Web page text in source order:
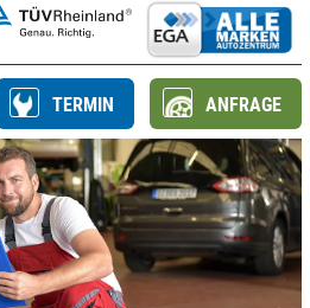
TERMIN ANFRAGE